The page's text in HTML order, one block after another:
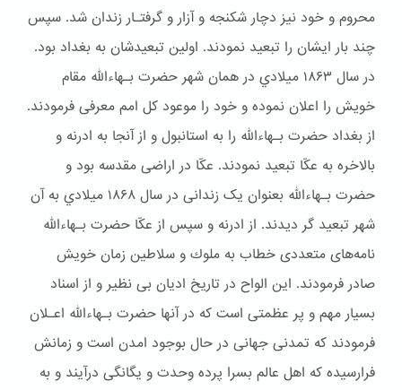
محروم و خود نیز دچار شكنجه و آزار و گرفتـار زندان شد. سپس
چند بار ایشان را تبعید نمودند. اولین تبعیدشان به بغداد بود.
در سال ۱۸۶۳ ميلادي در همان شهر حضرت بـهاءالله مقام
خويش را اعلان نموده و خود را موعود کل امم معرفی فرمودند.
از بغداد حضرت بـهاءالله را به استانبول و از آنجا به ادرنه و
بالاخره به عکّا تبعید نمودند. عکّا در اراضی مقدسه بود و
حضرت بـهاءالله بعنوان یک زندانی در سال ۱۸۶۸ ميلادي به آن
شهر تبعيد گر ديدند. از ادرنه و سپس از عکّا حضرت بـهاءالله
نامه‌های متعددی خطاب به ملوك و سلاطین زمان خویش
صادر فرمودند. این الواح در تاریخ ادیان بی نظیر و از اسناد
بسیار مهم و پر عظمتی است که در آنها حضرت بـهاءالله اعـلان
فرمودند که تمدنی جهانی در حال بوجود امدن است و زمانش
فرارسیده که اهل عالم بسرا پرده وحدت و یگانگی درآیند و به